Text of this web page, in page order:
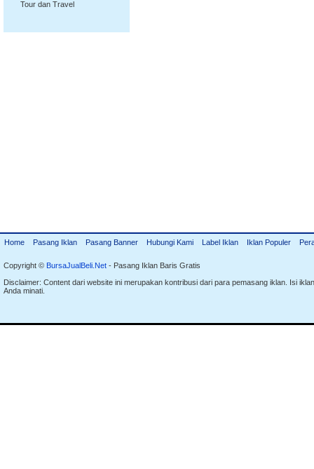
Tour dan Travel
Home Pasang Iklan Pasang Banner Hubungi Kami Label Iklan Iklan Populer
Copyright © BursaJualBeli.Net - Pasang Iklan Baris Gratis
Disclaimer: Content dari website ini merupakan kontribusi dari para pemasang iklan. Isi
Anda minati.